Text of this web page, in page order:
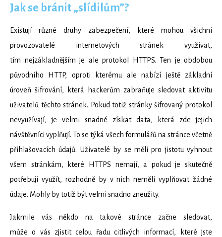
Jak se bránit „slídilům”?
Existují různé druhy zabezpečení, které mohou všichni
provozovatelé internetových stránek využívat,
tím nejzákladnějším je ale protokol HTTPS. Ten je obdobou
původního HTTP, oproti kterému ale nabízí ještě základní
úroveň šifrování, která hackerům zabraňuje sledovat aktivitu
uživatelů těchto stránek. Pokud totiž stránky šifrovaný protokol
nevyužívají, je velmi snadné získat data, která zde jejich
návštěvníci vyplňují. To se týká všech formulářů na stránce včetně
přihlašovacích údajů. Uživatelé by se měli pro jistotu vyhnout
všem stránkám, které HTTPS nemají, a pokud je skutečně
potřebují využít, rozhodně by v nich neměli vyplňovat žádné
údaje. Mohly by totiž být velmi snadno zneužity.
Jakmile vás někdo na takové stránce začne sledovat,
může o vás zjistit celou řadu citlivých informací, které jste